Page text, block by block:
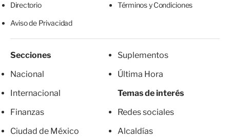
Directorio Términos y Condiciones
Aviso de Privacidad
Secciones
Nacional
Internacional
Finanzas
Ciudad de México
Suplementos
Última Hora
Temas de interés
Redes sociales
Alcaldías